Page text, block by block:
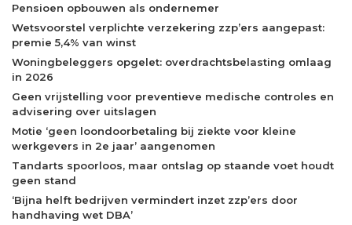
Pensioen opbouwen als ondernemer
Wetsvoorstel verplichte verzekering zzp’ers aangepast:
premie 5,4% van winst
Woningbeleggers opgelet: overdrachtsbelasting omlaag
in 2026
Geen vrijstelling voor preventieve medische controles en
advisering over uitslagen
Motie ‘geen loondoorbetaling bij ziekte voor kleine
werkgevers in 2e jaar’ aangenomen
Tandarts spoorloos, maar ontslag op staande voet houdt
geen stand
‘Bijna helft bedrijven vermindert inzet zzp’ers door
handhaving wet DBA’